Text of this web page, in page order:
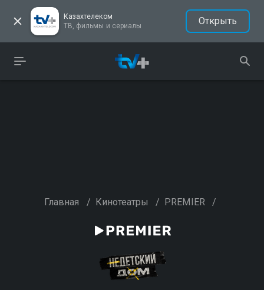
Казахтелеком
ТВ, фильмы и сериалы
Открыть
Главная / Кинотеатры / PREMIER /